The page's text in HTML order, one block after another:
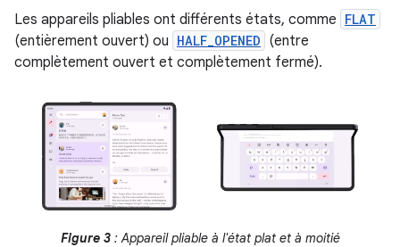
Les appareils pliables ont différents états, comme FLAT
(entièrement ouvert) ou HALF_OPENED (entre
complètement ouvert et complètement fermé).
Figure 3: Appareil pliable à l'état plat et à moitié